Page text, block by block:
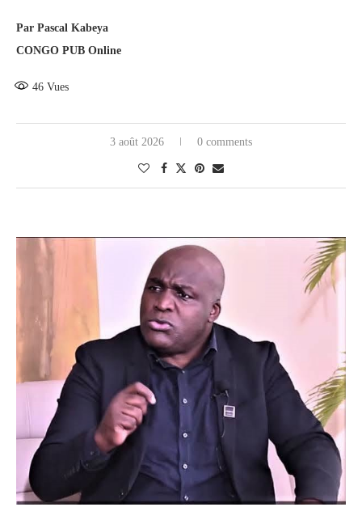
Par Pascal Kabeya
CONGO PUB Online
46 Vues
3 août 2026 0 comments